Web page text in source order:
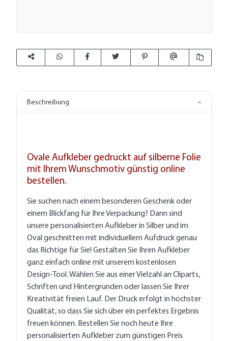
Beschreibung
Ovale Aufkleber gedruckt auf silberne Folie
mit Ihrem Wunschmotiv günstig online
bestellen.
Sie suchen nach einem besonderen Geschenk oder
einem Blickfang für Ihre Verpackung? Dann sind
unsere personalisierten Aufkleber in Silber und im
Oval geschnitten mit individuellem Aufdruck genau
das Richtige für Sie! Gestalten Sie Ihren Aufkleber
ganz einfach online mit unserem kostenlosen
Design-Tool. Wählen Sie aus einer Vielzahl an Cliparts,
Schriften und Hintergründen oder lassen Sie Ihrer
Kreativität freien Lauf. Der Druck erfolgt in höchster
Qualität, so dass Sie sich über ein perfektes Ergebnis
freuen können. Bestellen Sie noch heute Ihre
personalisierten Aufkleber zum günstigen Preis